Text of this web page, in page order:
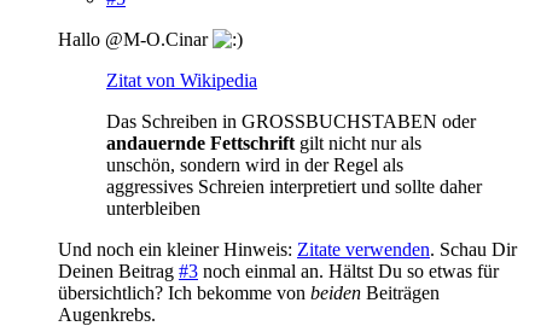
Hallo @M-O.Cinar
Zitat von Wikipedia
Das Schreiben in GROSSBUCHSTABEN oder
andauernde Fettschrift gilt nicht nur als
unschön, sondern wird in der Regel als
aggressives Schreien interpretiert und sollte daher
unterbleiben
Und noch ein kleiner Hinweis: Zitate verwenden. Schau Dir
Deinen Beitrag #3 noch einmal an. Hältst Du so etwas für
übersichtlich? Ich bekomme von beiden Beiträgen
Augenkrebs.